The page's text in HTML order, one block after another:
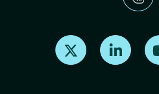
Find us on X Find